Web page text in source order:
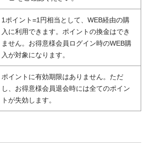
1ポイント=1円相当として、WEB経由の購
入に利用できます。ポイントの換金はでき
ません。お得意様会員ログイン時のWEB購
入が対象になります。
ポイントに有効期限はありません。ただ
し、お得意様会員退会時には全てのポイン
トが失効します。